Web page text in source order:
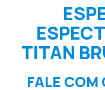
TITAN
FALE COM